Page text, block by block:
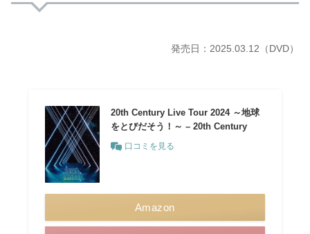
発売日： 2025.03.12 （DVD）
20th Century Live Tour 2024 ～地球
をとびだそう！～ – 20th Century
口コミを見る
Amazon